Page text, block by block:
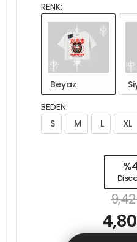
RENK:
Beyaz
BEDEN:
S
M L XL